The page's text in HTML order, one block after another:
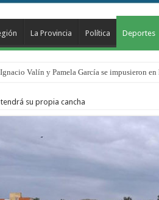
La Provincia Política Deportes
Ignacio Valín y Pamela García se impusieron
Traigo el litoral en mi canción: 100 años de
tendrá su propia cancha